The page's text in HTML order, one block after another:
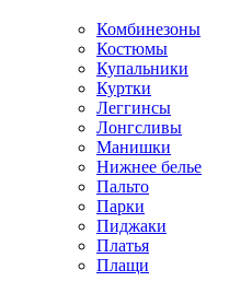
Комбинезоны
Костюмы
Купальники
Куртки
Леггинсы
Лонгсливы
Манишки
Нижнее белье
Пальто
Парки
Пиджаки
Платья
Плащи